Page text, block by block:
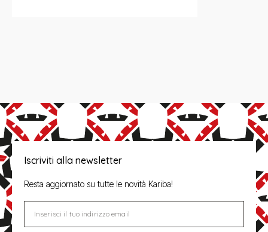
Iscriviti alla newsletter
Resta aggiornato su tutte le novità Kariba!
Inserisci il tuo indirizzo email